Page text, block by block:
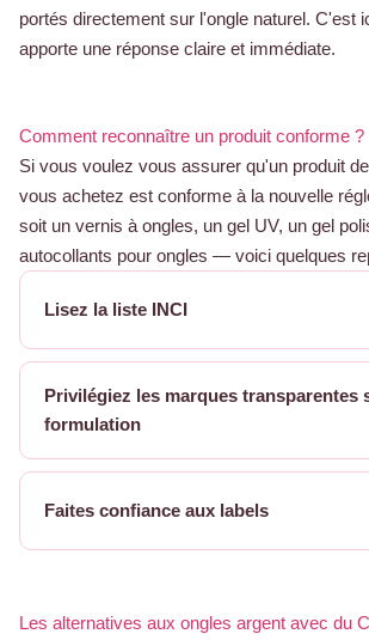
portés directement sur l'ongle naturel. C'est
apporte une réponse claire et immédiate.
Comment reconnaître un produit conforme ?
Si vous voulez vous assurer qu'un produit
vous achetez est conforme à la nouvelle
soit un vernis à ongles, un gel UV, un gel
autocollants pour ongles — voici quelques
Lisez la liste INCI
Privilégiez les marques transparentes
formulation
Faites confiance aux labels
Les alternatives aux ongles argent avec du